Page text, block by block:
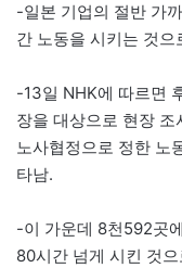
-일본 기업의 절반 가
간 노동을 시키는 것으
-13일 NHK에 따르면
장을 대상으로 현장
노사협정으로 정한 노
타남.
-이 가운데 8천592곳
80시간 넘게 시킨 것